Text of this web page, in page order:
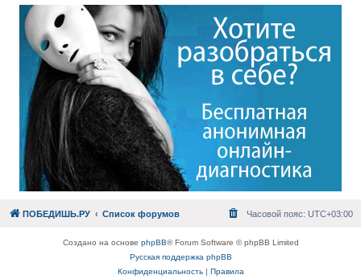
ПОБЕДИШЬ.РУ Список форумов Часовой пояс: UTC+03:00
Создано на основе phpBB® Forum Software © phpBB Limited
Русская поддержка phpBB
Конфиденциальность| Правила